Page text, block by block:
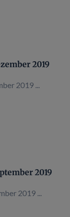
2019
2019 ...
2019
2019 ...